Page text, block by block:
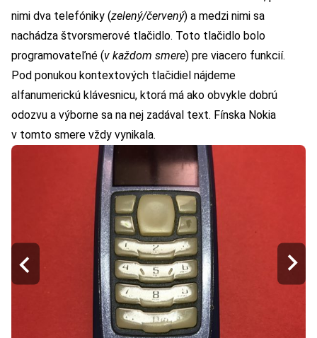
nimi dva telefóniky (zelený/červený) a medzi nimi sa
nachádza štvorsmerové tlačidlo. Toto tlačidlo bolo
programovateľné (v každom smere) pre viacero funkcií.
Pod ponukou kontextových tlačidiel nájdeme
alfanumerickú klávesnicu, ktorá má ako obvykle dobrú
odozvu a výborne sa na nej zadával text. Fínska Nokia
v tomto smere vždy vynikala.